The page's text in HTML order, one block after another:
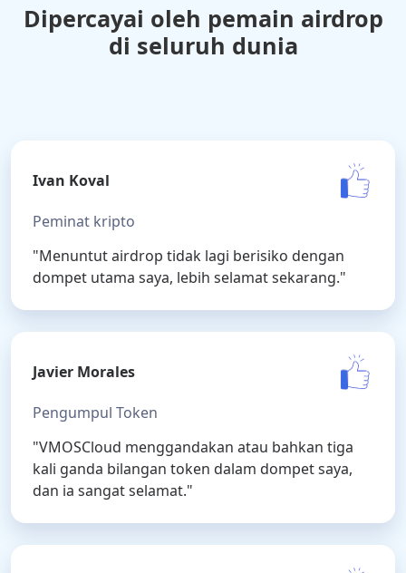
Dipercayai oleh pemain airdrop
di seluruh dunia
Ivan Koval
Peminat kripto
"Menuntut airdrop tidak lagi berisiko dengan
dompet utama saya, lebih selamat sekarang."
Javier Morales
Pengumpul Token
"VMOSCloud menggandakan atau bahkan tiga
kali ganda bilangan token dalam dompet saya,
dan ia sangat selamat."